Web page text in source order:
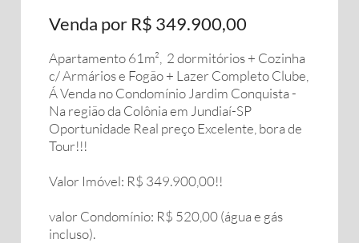
Venda por R$ 349.900,00
Apartamento 61m², 2 dormitórios + Cozinha
c/ Armários e Fogão + Lazer Completo Clube,
Á Venda no Condomínio Jardim Conquista -
Na região da Colônia em Jundiaí-SP
Oportunidade Real preço Excelente, bora de
Tour!!!
Valor Imóvel: R$ 349.900,00!!
valor Condomínio: R$ 520,00 (água e gás
incluso).